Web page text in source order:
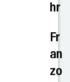
hr
Fr
an
zo